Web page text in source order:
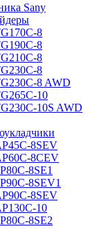
Sany
8
8
8
8
8 AWD
10
10S AWD
8SEV
8CEV
8SE1
8SEV1
8SEV
10
8SE2